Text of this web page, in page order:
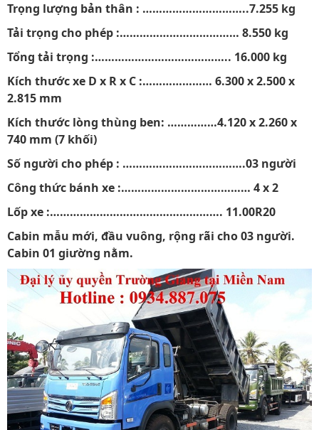
Trọng lượng bản thân : …………………………..7.255 kg
Tải trọng cho phép :……………………………… 8.550 kg
Tổng tải trọng :………………………………….. 16.000 kg
Kích thước xe D x R x C :………………… 6.300 x 2.500 x
2.815 mm
Kích thước lòng thùng ben: ……………4.120 x 2.260 x
740 mm (7 khối)
Số người cho phép : ……………………………….03 người
Công thức bánh xe :………………………………… 4 x 2
Lốp xe :……………………………………………. 11.00R20
Cabin mẫu mới, đầu vuông, rộng rãi cho 03 người.
Cabin 01 giường nằm.